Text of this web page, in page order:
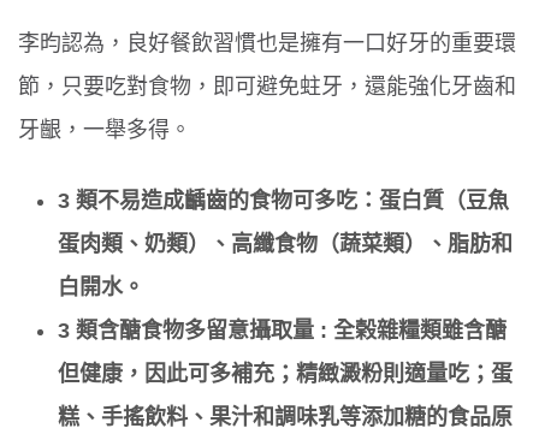
李昀認為，良好餐飲習慣也是擁有一口好牙的重要環
節，只要吃對食物，即可避免蛀牙，還能強化牙齒和
牙齦，一舉多得。
3 類不易造成齲齒的食物可多吃：蛋白質（豆魚
蛋肉類、奶類）、高纖食物（蔬菜類）、脂肪和
白開水。
3 類含醣食物多留意攝取量 : 全榖雜糧類雖含醣
但健康，因此可多補充；精緻澱粉則適量吃；蛋
糕、手搖飲料、果汁和調味乳等添加糖的食品原